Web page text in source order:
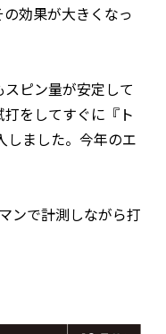
効果が大きくなっ
スピン量が安定して
をしてすぐに『ト
しました。今年のエ
ンで計測しながら打